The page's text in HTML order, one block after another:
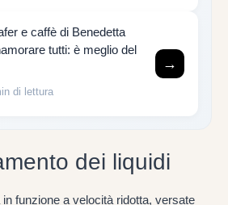
e caffè di Benedetta
tutti: è meglio del
di lettura
→
dei liquidi
funzione a velocità ridotta, versate